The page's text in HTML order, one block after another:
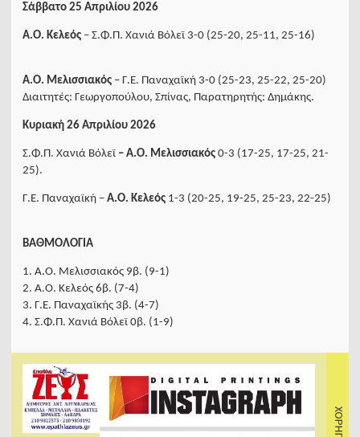
Σάββατο 25 Απριλίου 2026
Α.Ο. Κελεός – Σ.Φ.Π. Χανιά Βόλεϊ 3-0 (25-20, 25-11, 25-16)
Α.Ο. Μελισσιακός – Γ.Ε. Παναχαϊκή 3-0 (25-23, 25-22, 25-20)
Διαιτητές: Γεωργοπούλου, Σπίνας, Παρατηρητής: Δημάκης.
Κυριακή 26 Απριλίου 2026
Σ.Φ.Π. Χανιά Βόλεϊ – Α.Ο. Μελισσιακός 0-3 (17-25, 17-25, 21-
25).
Γ.Ε. Παναχαϊκή – Α.Ο. Κελεός 1-3 (20-25, 19-25, 25-23, 22-25)
ΒΑΘΜΟΛΟΓΙΑ
1. Α.Ο. Μελισσιακός 9β. (9-1)
2. Α.Ο. Κελεός 6β. (7-4)
3. Γ.Ε. Παναχαϊκής 3β. (4-7)
4. Σ.Φ.Π. Χανιά Βόλεϊ 0β. (1-9)